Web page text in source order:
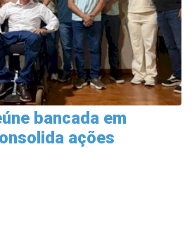
bancada em
ações